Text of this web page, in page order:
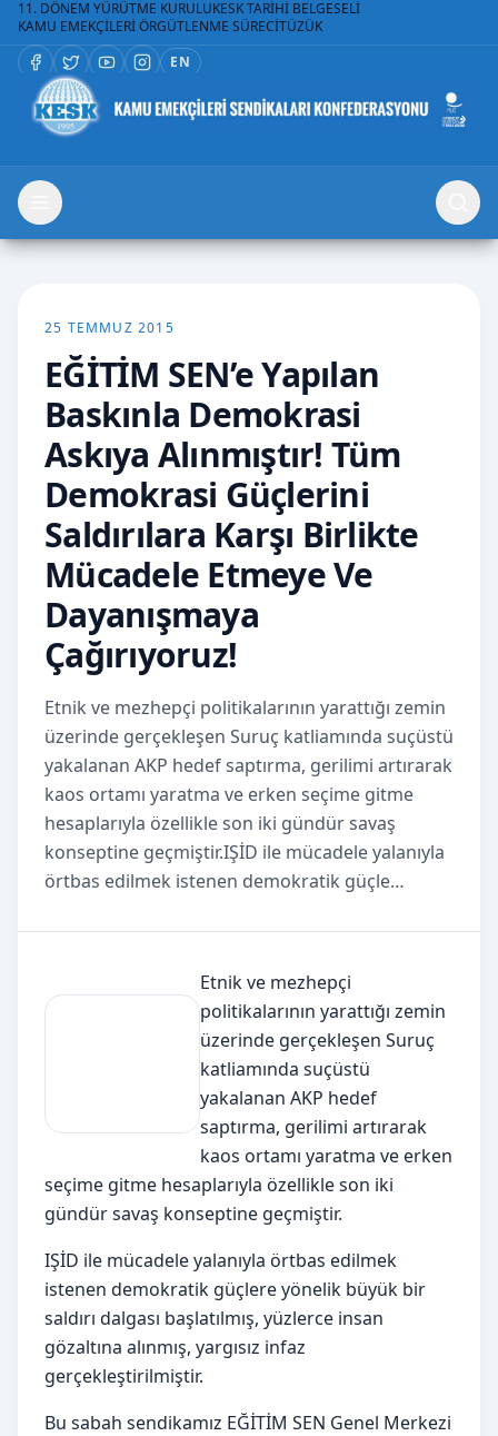
11. DÖNEM YÜRÜTME KURULUKESK TARİHİ BELGESELİ
KAMU EMEKÇİLERİ ÖRGÜTLENME SÜRECİTÜZÜK
EN
25 TEMMUZ 2015
EĞİTİM SEN’e Yapılan
Baskınla Demokrasi
Askıya Alınmıştır! Tüm
Demokrasi Güçlerini
Saldırılara Karşı Birlikte
Mücadele Etmeye Ve
Dayanışmaya
Çağırıyoruz!
Etnik ve mezhepçi politikalarının yarattığı zemin
üzerinde gerçekleşen Suruç katliamında suçüstü
yakalanan AKP hedef saptırma, gerilimi artırarak
kaos ortamı yaratma ve erken seçime gitme
hesaplarıyla özellikle son iki gündür savaş
konseptine geçmiştir.IŞİD ile mücadele yalanıyla
örtbas edilmek istenen demokratik güçle…
Etnik ve mezhepçi
politikalarının yarattığı zemin
üzerinde gerçekleşen Suruç
katliamında suçüstü
yakalanan AKP hedef
saptırma, gerilimi artırarak
kaos ortamı yaratma ve erken
seçime gitme hesaplarıyla özellikle son iki
gündür savaş konseptine geçmiştir.
IŞİD ile mücadele yalanıyla örtbas edilmek
istenen demokratik güçlere yönelik büyük bir
saldırı dalgası başlatılmış, yüzlerce insan
gözaltına alınmış, yargısız infaz
gerçekleştirilmiştir.
Bu sabah sendikamız EĞİTİM SEN Genel Merkezi